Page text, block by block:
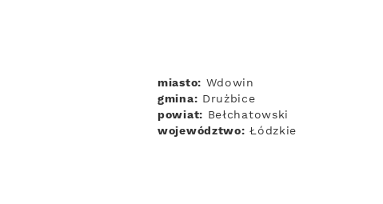
miasto: Wdowin
gmina: Drużbice
powiat: Bełchatowski
województwo: Łódzkie